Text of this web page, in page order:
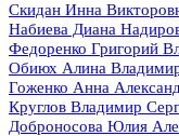
Скидан Инна
Набиева Диана
Федоренко Григорий
Обиюх Алина
Гоженко Анна
Круглов Владимир
Доброносова Юлия